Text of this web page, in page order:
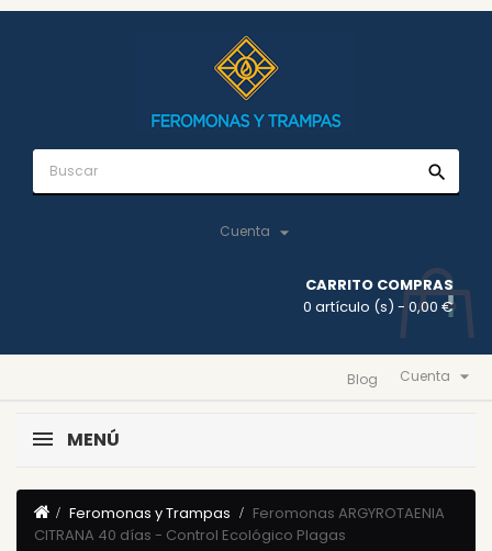
search
Cuenta 
CARRITO COMPRAS
0 artículo (s) - 0,00 €
Cuenta 
Blog
MENÚ
Feromonas y Trampas
Feromonas ARGYROTAENIA
CITRANA 40 días - Control Ecológico Plagas